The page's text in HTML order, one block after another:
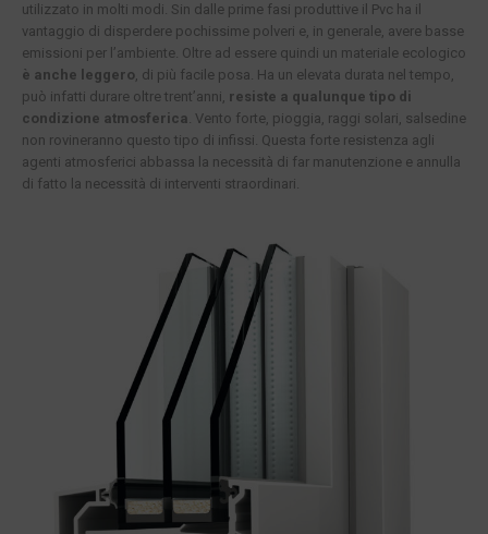
utilizzato in molti modi. Sin dalle prime fasi produttive il Pvc ha il
vantaggio di disperdere pochissime polveri e, in generale, avere basse
emissioni per l’ambiente. Oltre ad essere quindi un materiale ecologico
è anche leggero, di più facile posa. Ha un elevata durata nel tempo,
può infatti durare oltre trent’anni, resiste a qualunque tipo di
condizione atmosferica. Vento forte, pioggia, raggi solari, salsedine
non rovineranno questo tipo di infissi. Questa forte resistenza agli
agenti atmosferici abbassa la necessità di far manutenzione e annulla
di fatto la necessità di interventi straordinari.